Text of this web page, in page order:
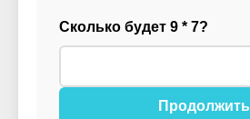
Сколько будет 9 * 7?
Продолжить